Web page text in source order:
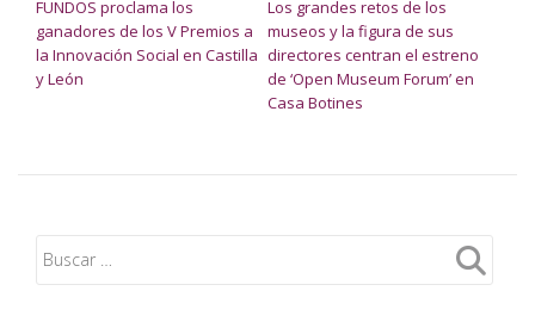
FUNDOS proclama los
ganadores de los V Premios a
la Innovación Social en Castilla
y León
Los grandes retos de los
museos y la figura de sus
directores centran el estreno
de ‘Open Museum Forum’ en
Casa Botines